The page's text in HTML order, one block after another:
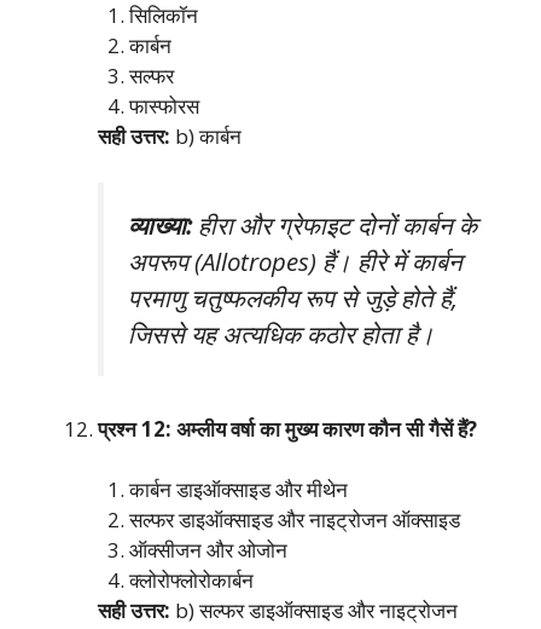
सिलिकॉन
कार्बन
सल्फर
फास्फोरस
सही उत्तर: b) कार्बन
व्याख्या:हीरा और ग्रेफाइट दोनों कार्बन के
अपरूप (Allotropes) हैं। हीरे में कार्बन
परमाणु चतुष्फलकीय रूप से जुड़े होते हैं,
जिससे यह अत्यधिक कठोर होता है।
प्रश्न 12: अम्लीय वर्षा का मुख्य कारण कौन सी गैसें हैं?
कार्बन डाइऑक्साइड और मीथेन
सल्फर डाइऑक्साइड और नाइट्रोजन ऑक्साइड
ऑक्सीजन और ओजोन
क्लोरोफ्लोरोकार्बन
सही उत्तर: b) सल्फर डाइऑक्साइड और नाइट्रोजन